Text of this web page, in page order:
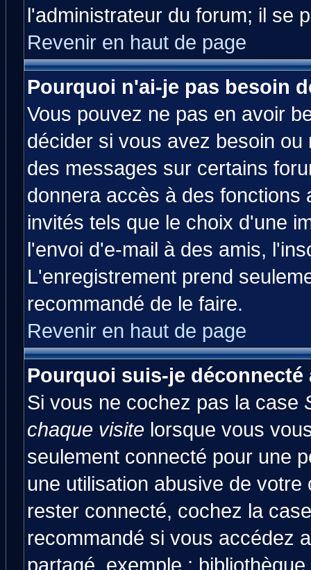
l'administrateur du forum; il se
Revenir en haut de page
Pourquoi n'ai-je pas besoin
Vous pouvez ne pas en avoir
décider si vous avez besoin
des messages sur certains
donnera accès à des fonctions
invités tels que le choix d'une
l'envoi d'e-mail à des amis,
L'enregistrement prend
recommandé de le faire.
Revenir en haut de page
Pourquoi suis-je
Si vous ne cochez pas la case
chaque visite lorsque vous
seulement connecté pour une
une utilisation abusive de
rester connecté, cochez la
recommandé si vous accédez
partagé, exemple :